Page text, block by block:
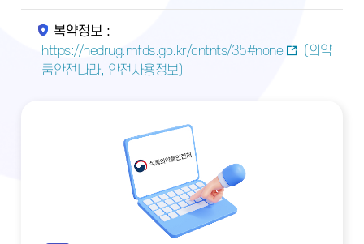
복약정보 :
https://nedrug.mfds.go.kr/cntnts/35#none
(의약
품안전나라, 안전사용정보)